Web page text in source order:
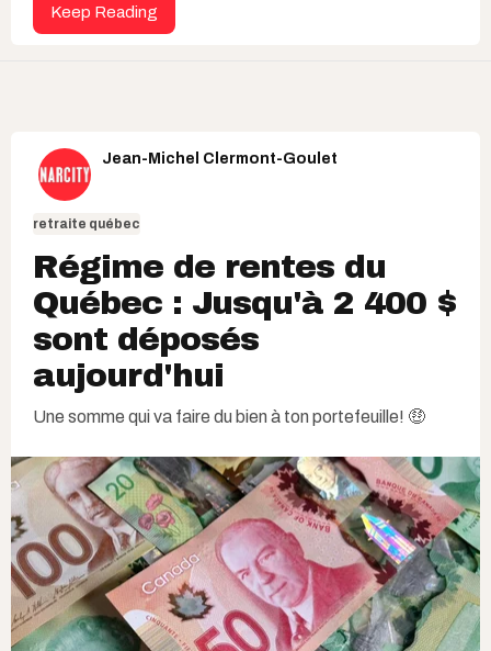
Keep Reading
Jean-Michel Clermont-Goulet
retraite québec
Régime de rentes du
Québec : Jusqu'à 2 400 $
sont déposés
aujourd'hui
Une somme qui va faire du bien à ton portefeuille! 🤑